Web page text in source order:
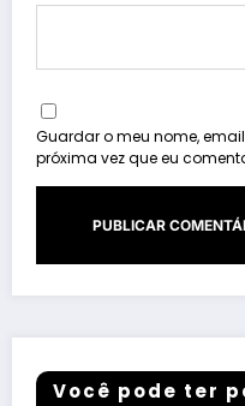
Guardar o meu nome,
próxima vez que eu
Você pode ter